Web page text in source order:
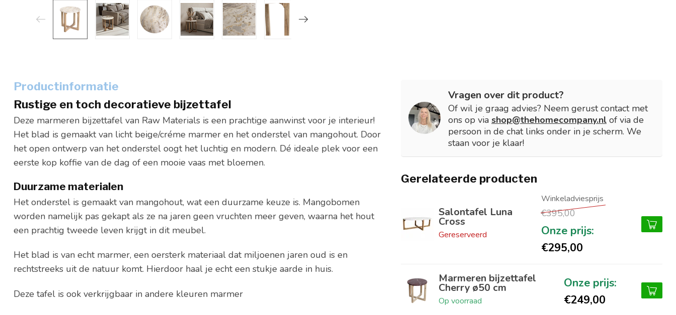
Productinformatie
Rustige en toch decoratieve bijzettafel
Deze marmeren bijzettafel van Raw Materials is een prachtige aanwinst voor je interieur!
Het blad is gemaakt van licht beige/créme marmer en het onderstel van mangohout. Door
het open ontwerp van het onderstel oogt het luchtig en modern. Dé ideale plek voor een
eerste kop koffie van de dag of een mooie vaas met bloemen.
Duurzame materialen
Het onderstel is gemaakt van mangohout, wat een duurzame keuze is. Mangobomen
worden namelijk pas gekapt als ze na jaren geen vruchten meer geven, waarna het hout
een prachtig tweede leven krijgt in dit meubel.
Het blad is van echt marmer, een oersterk materiaal dat miljoenen jaren oud is en
rechtstreeks uit de natuur komt. Hierdoor haal je echt een stukje aarde in huis.
Deze tafel is ook verkrijgbaar in andere kleuren marmer
Vragen over dit product?
Of wil je graag advies? Neem gerust contact met
ons op via shop@thehomecompany.nl of via de
persoon in de chat links onder in je scherm. We
staan voor je klaar!
Gerelateerde producten
Salontafel Luna
Cross
Gereserveerd
€395,00
€295,00
Marmeren bijzettafel
Cherry ø50 cm
Op voorraad €249,00